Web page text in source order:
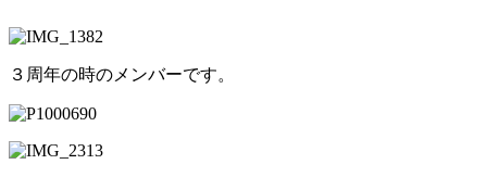
３周年の時のメンバーです。